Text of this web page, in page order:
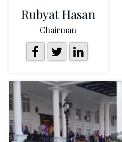
Rubyat Hasan
Chairman